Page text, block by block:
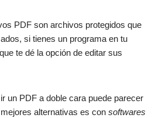
PDF son archivos protegidos que
si tienes un programa en tu
te dé la opción de editar sus
un PDF a doble cara puede parecer
alternativas es con softwares